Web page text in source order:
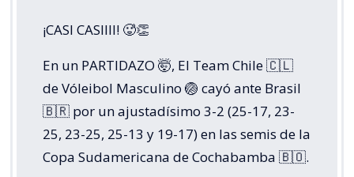
¡CASI CASIIII! 🥵👏
En un PARTIDAZO 🤯, El Team Chile 🇨🇱
de Vóleibol Masculino 🏐 cayó ante Brasil
🇧🇷 por un ajustadísimo 3-2 (25-17, 23-
25, 23-25, 25-13 y 19-17) en las semis de la
Copa Sudamericana de Cochabamba 🇧🇴.